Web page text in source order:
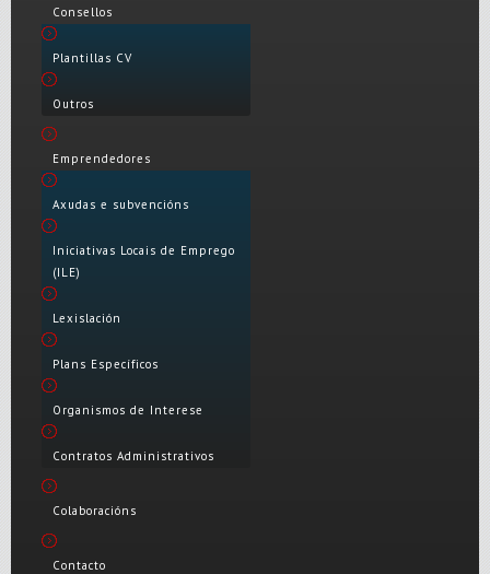
Consellos
Plantillas CV
Outros
Emprendedores
Axudas e subvencións
Iniciativas Locais de Emprego
(ILE)
Lexislación
Plans Específicos
Organismos de Interese
Contratos Administrativos
Colaboracións
Contacto